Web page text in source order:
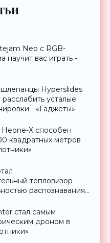
Neo с RGB-
научит вас играть -
Hyperslides
усталые
- «Гаджеты»
X способен
квадратных метров
тепловизор
распознавания
стал самым
дроном в